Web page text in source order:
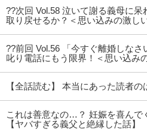
??次回 Vol.58 泣いて謝る義母に
取り戻せるか？＜思い込みの激し
??前回 Vol.56 「今すぐ離婚しな
叱り電話にもう限界！＜思い込み
【全話読む】 本当にあった読者の
これは善意なの…？ 妊娠を喜んで
【ヤバすぎる義父と絶縁した話】